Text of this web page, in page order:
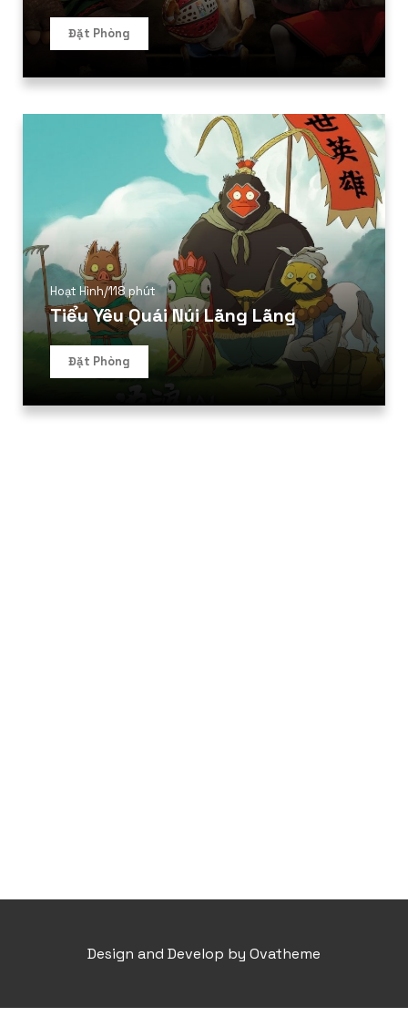
Đặt Phòng
Hoạt Hình/118 phút
Tiểu Yêu Quái Núi Lãng Lãng
Đặt Phòng
Design and Develop by Ovatheme